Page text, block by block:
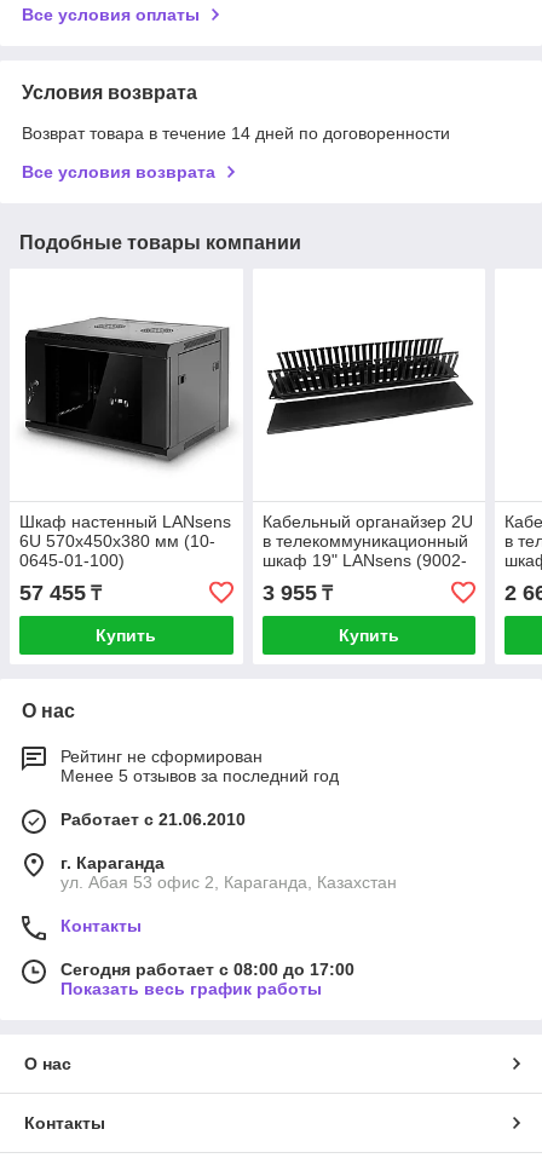
Все условия оплаты
Условия возврата
Возврат товара в течение 14 дней по договоренности
Все условия возврата
Подобные товары компании
Шкаф настенный LANsens
6U 570x450x380 мм (10-
0645-01-100)
57 455 ₸
Купить
Кабельный органайзер 2U
в телекоммуникационный
шкаф 19" LANsens (9002-
ORG-100)
3 955₸
Купить
в
2
О нас
Рейтинг не сформирован
Менее 5 отзывов за последний год
Работает с 21.06.2010
г. Караганда
ул. Абая 53 офис 2, Караганда, Казахстан
Контакты
Сегодня работает с 08:00 до 17:00
Показать весь график работы
О нас
Контакты